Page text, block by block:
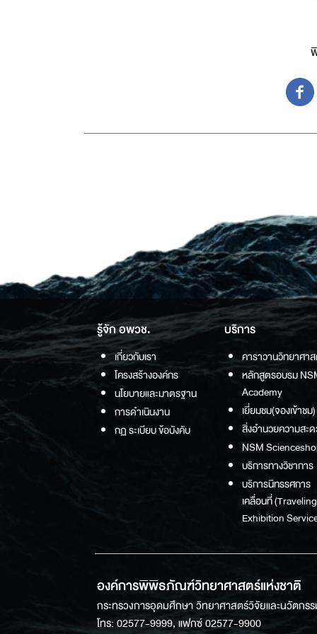
รู้จัก อพวช.
เกี่ยวกับเรา
โครงสร้างองค์กร
นโยบายและมาตรฐาน
การดำเนินงาน
กฏ ระเบียบ ข้อบังคับ
บริการ
คาราวานวิทยาศา
หลักสูตรอบรม
Academy
เยี่ยมชม(จองเข้าชม)
สิ่งอำนวยความสะ
NSM
บริการทางวิชาการ
บริการนิทรรศการ
เคลื่อนที่ (Traveling
Exhibition
องค์การพิพิธภัณฑ์วิทยาศาสตร์แห่งชาติ
กระทรวงการอุดมศึกษา วิทยาศาสตร์วิจัยและนวัตก
โทร: 02577-9999, แฟกซ์ 02577-9900